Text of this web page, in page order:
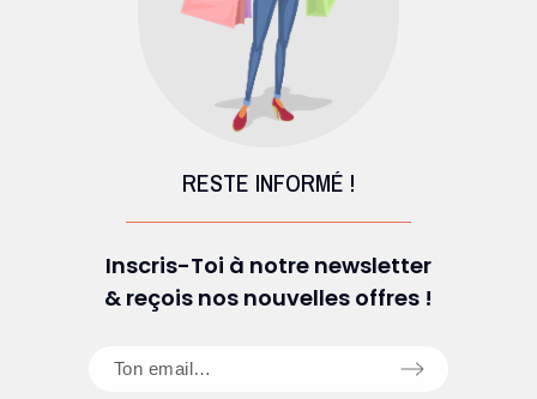
RESTE INFORMÉ !
Inscris-Toi à notre newsletter
& reçois nos nouvelles offres !